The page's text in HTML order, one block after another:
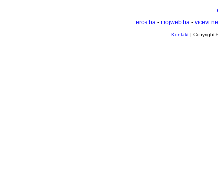
eros.ba- mojweb.ba-
Kontakt | Copyright